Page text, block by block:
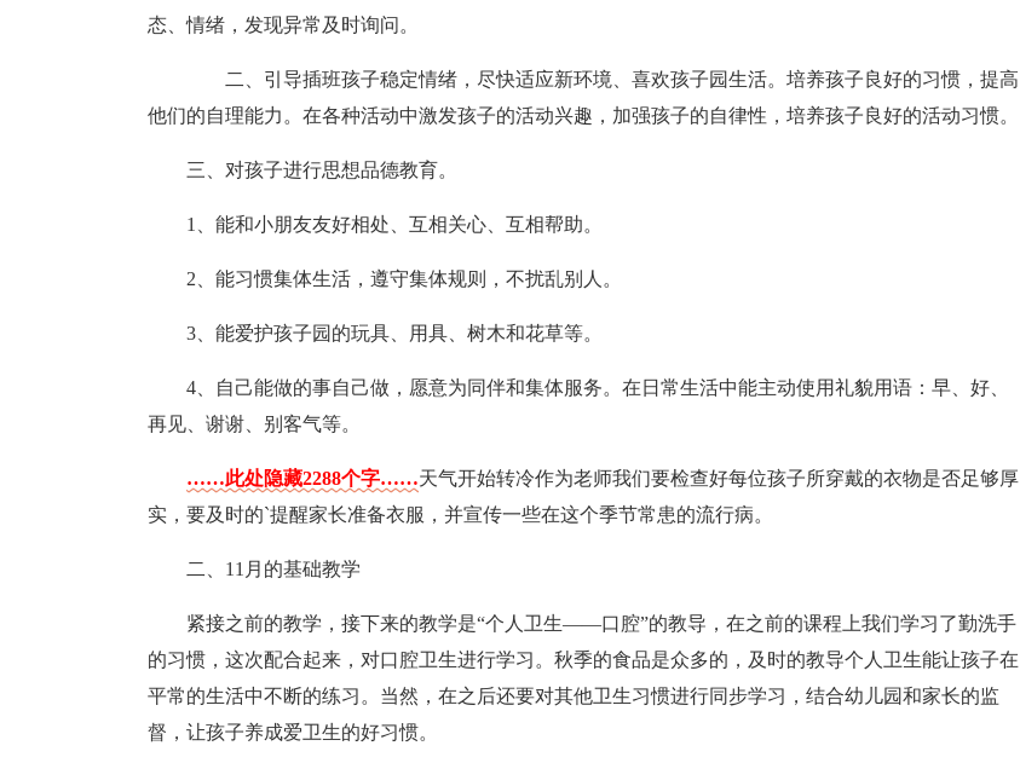
态、情绪，发现异常及时询问。
二、引导插班孩子稳定情绪，尽快适应新环境、喜欢孩子园生活。培养孩子良好的习惯，提高
他们的自理能力。在各种活动中激发孩子的活动兴趣，加强孩子的自律性，培养孩子良好的活动习惯。
三、对孩子进行思想品德教育。
1、能和小朋友友好相处、互相关心、互相帮助。
2、能习惯集体生活，遵守集体规则，不扰乱别人。
3、能爱护孩子园的玩具、用具、树木和花草等。
4、自己能做的事自己做，愿意为同伴和集体服务。在日常生活中能主动使用礼貌用语：早、好、
再见、谢谢、别客气等。
……此处隐藏2288个字……天气开始转冷作为老师我们要检查好每位孩子所穿戴的衣物是否足够厚
实，要及时的`提醒家长准备衣服，并宣传一些在这个季节常患的流行病。
二、11月的基础教学
紧接之前的教学，接下来的教学是“个人卫生——口腔”的教导，在之前的课程上我们学习了勤洗手
的习惯，这次配合起来，对口腔卫生进行学习。秋季的食品是众多的，及时的教导个人卫生能让孩子在
平常的生活中不断的练习。当然，在之后还要对其他卫生习惯进行同步学习，结合幼儿园和家长的监
督，让孩子养成爱卫生的好习惯。